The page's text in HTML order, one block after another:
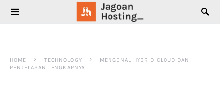
SEARCH FOR:
HOME TECHNOLOGY
MENGENAL HYBRID CLOUD DAN
PENJELASAN LENGKAPNYA